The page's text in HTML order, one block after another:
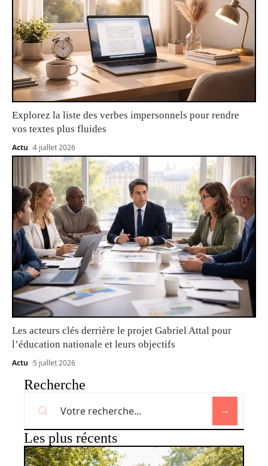
Explorez la liste des verbes impersonnels pour rendre
vos textes plus fluides
Actu 4 juillet 2026
Les acteurs clés derrière le projet Gabriel Attal pour
l’éducation nationale et leurs objectifs
Actu 5 juillet 2026
Recherche
Les plus récents